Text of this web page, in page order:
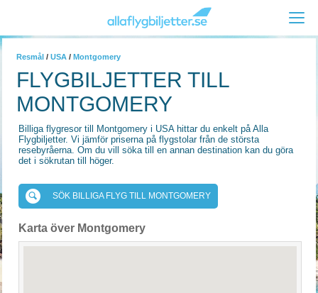
Resmål / USA / Montgomery
FLYGBILJETTER TILL
MONTGOMERY
Billiga flygresor till Montgomery i USA hittar du enkelt på Alla
Flygbiljetter. Vi jämför priserna på flygstolar från de största
resebyråerna. Om du vill söka till en annan destination kan du göra
det i sökrutan till höger.
SÖK BILLIGA FLYG TILL MONTGOMERY
Karta över Montgomery